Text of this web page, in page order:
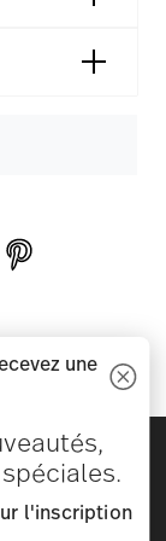
une
l'inscription